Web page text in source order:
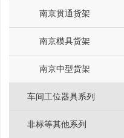
南京贯通货架
南京模具货架
南京中型货架
车间工位器具系列
非标等其他系列